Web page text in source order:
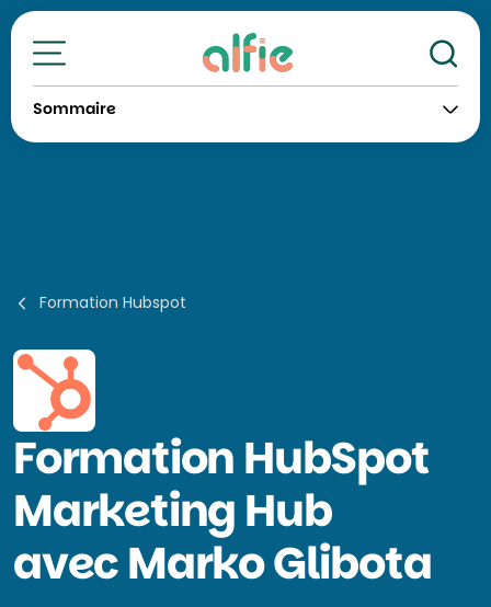
Toutes nos formations
Sommaire
Formation Hubspot
FormationHubSpot
Marketing Hub
avec Marko Glibota